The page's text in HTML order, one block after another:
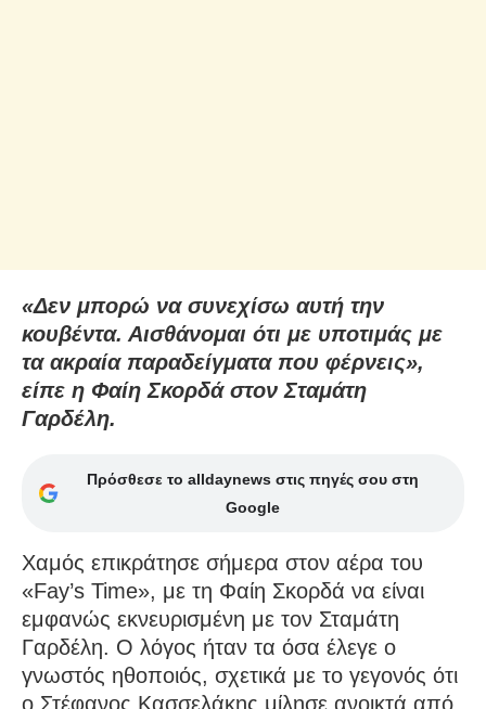
«Δεν μπορώ να συνεχίσω αυτή την
κουβέντα. Αισθάνομαι ότι με υποτιμάς με
τα ακραία παραδείγματα που φέρνεις»,
είπε η Φαίη Σκορδά στον Σταμάτη
Γαρδέλη.
Πρόσθεσε το alldaynews στις πηγές σου στη
Google
Χαμός επικράτησε σήμερα στον αέρα του
«Fay’s Time», με τη Φαίη Σκορδά να είναι
εμφανώς εκνευρισμένη με τον Σταμάτη
Γαρδέλη. Ο λόγος ήταν τα όσα έλεγε ο
γνωστός ηθοποιός, σχετικά με το γεγονός ότι
ο Στέφανος Κασσελάκης μίλησε ανοικτά από